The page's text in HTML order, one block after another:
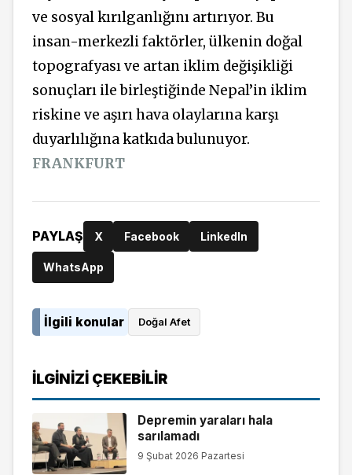
ve sosyal kırılganlığını artırıyor. Bu
insan-merkezli faktörler, ülkenin doğal
topografyası ve artan iklim değişikliği
sonuçları ile birleştiğinde Nepal’in iklim
riskine ve aşırı hava olaylarına karşı
duyarlılığına katkıda bulunuyor.
FRANKFURT
PAYLAŞ X Facebook LinkedIn
WhatsApp
İlgili konular Doğal Afet
İLGINIZI ÇEKEBILIR
Depremin yaraları hala
sarılamadı
9 Şubat 2026 Pazartesi